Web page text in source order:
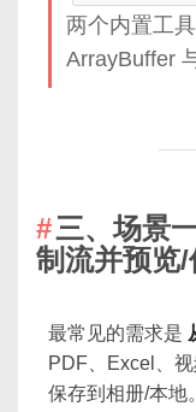
两个内置工
ArrayBuffer
三、场景
制流并预览/
最常见的需求是
PDF、Excel、
保存到相册/本地。